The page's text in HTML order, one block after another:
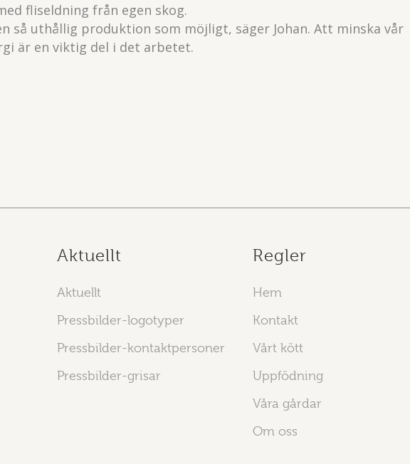
fliseldning från egen skog.
så uthållig produktion som möjligt, säger Johan. Att minska vår
är en viktig del i det arbetet.
Aktuellt
Aktuellt
Pressbilder-logotyper
Pressbilder-kontaktpersoner
Pressbilder-grisar
Regler
Hem
Kontakt
Vårt kött
Uppfödning
Våra gårdar
Om oss